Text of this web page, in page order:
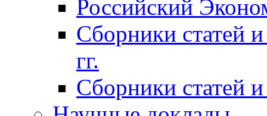
Российский
Сборники статей
гг.
Сборники статей